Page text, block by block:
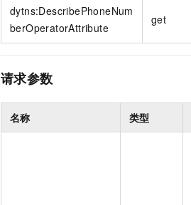
dytns:DescribePhoneNum
berOperatorAttribute
get
请求参数
名称 类型